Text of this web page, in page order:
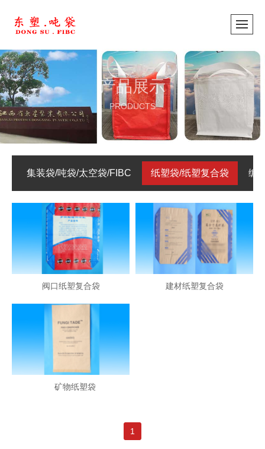
产品展示
PRODUCTS
集装袋/吨袋/太空袋/FIBC 纸塑袋/纸塑复合袋 编
阀口纸塑复合袋 建材纸塑复合袋
矿物纸塑袋
1